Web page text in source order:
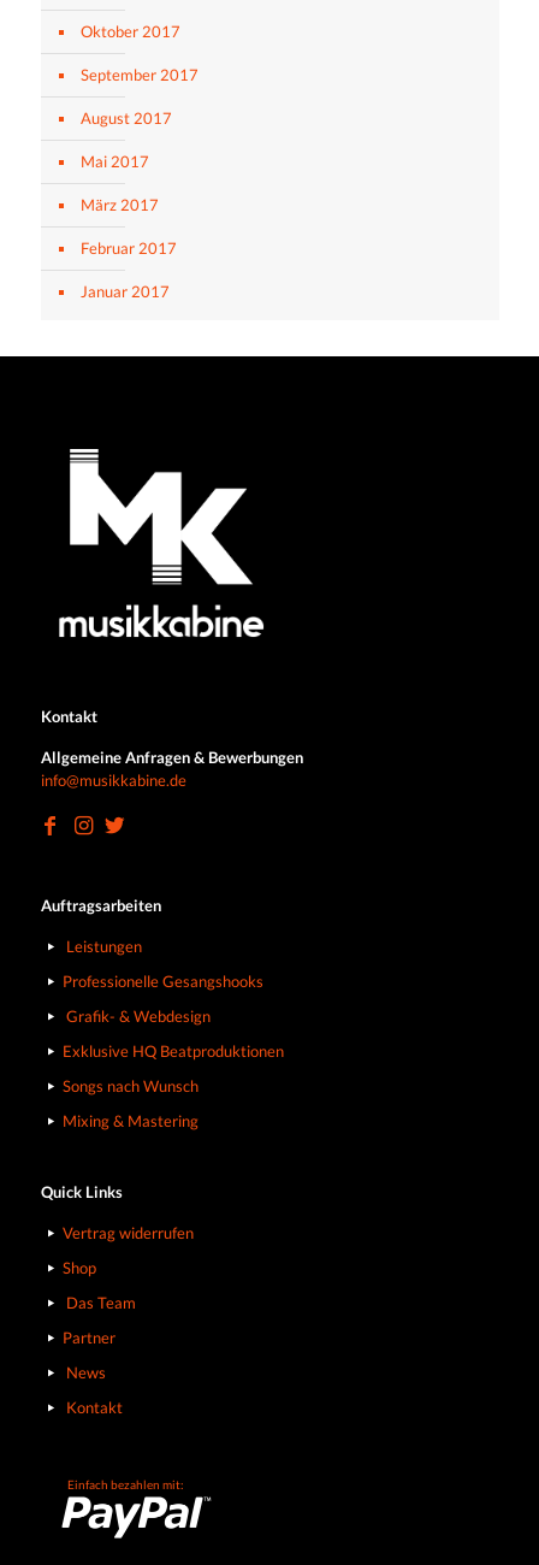
Oktober 2017
September 2017
August 2017
Mai 2017
März 2017
Februar 2017
Januar 2017
Kontakt
Allgemeine Anfragen & Bewerbungen
info@musikkabine.de
Auftragsarbeiten
Leistungen
Professionelle Gesangshooks
Grafik- & Webdesign
Exklusive HQ Beatproduktionen
Songs nach Wunsch
Mixing & Mastering
Quick Links
Vertrag widerrufen
Shop
Das Team
Partner
News
Kontakt
Einfach bezahlen mit: